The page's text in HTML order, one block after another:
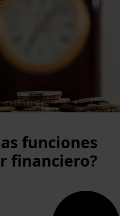
funciones
financiero?